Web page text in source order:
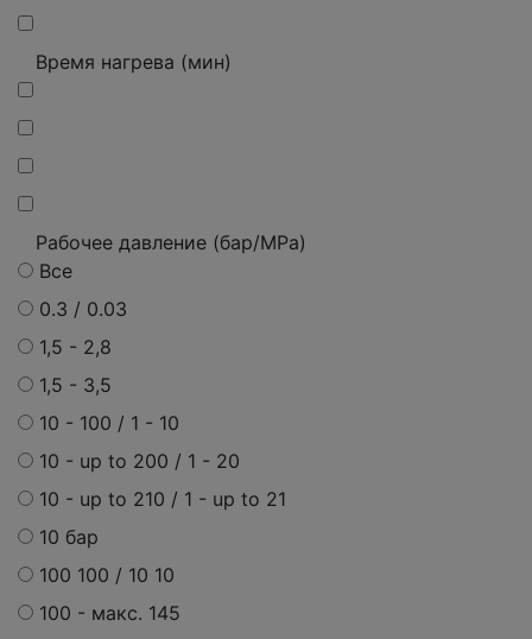
Время нагрева (мин)
Рабочее давление (бар/MPa)
Все
0.3 / 0.03
1,5 - 2,8
1,5 - 3,5
10 - 100 / 1 - 10
10 - up to 200 / 1 - 20
10 - up to 210 / 1 - up to 21
10 бар
100 100 / 10 10
100 - макс. 145